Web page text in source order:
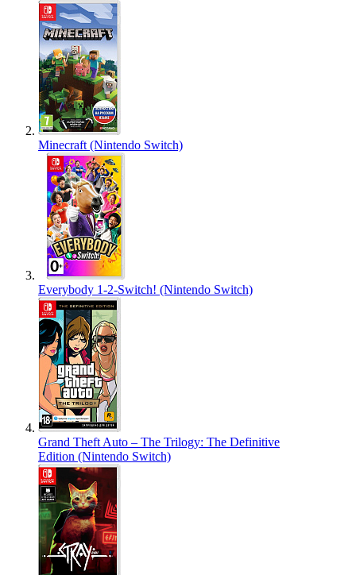
Minecraft (Nintendo Switch)
Everybody 1-2-Switch! (Nintendo Switch)
Grand Theft Auto – The Trilogy: The Definitive
Edition (Nintendo Switch)